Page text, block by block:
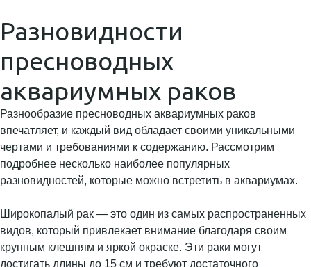
Разновидности
пресноводных
аквариумных раков
Разнообразие пресноводных аквариумных раков
впечатляет, и каждый вид обладает своими уникальными
чертами и требованиями к содержанию. Рассмотрим
подробнее несколько наиболее популярных
разновидностей, которые можно встретить в аквариумах.
Широкопалый рак — это один из самых распространенных
видов, который привлекает внимание благодаря своим
крупным клешням и яркой окраске. Эти раки могут
достигать длины до 15 см и требуют достаточного